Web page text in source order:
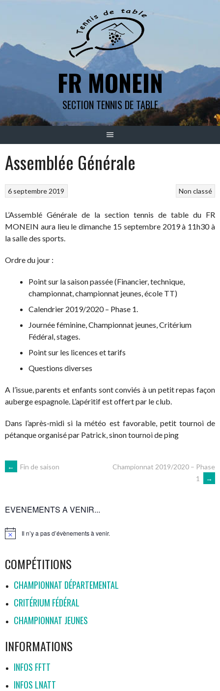
FR MONEIN
SECTION TENNIS DE TABLE
Assemblée Générale
Non classé
6 septembre 2019
L’Assemblé Générale de la section tennis de table du FR
MONEIN aura lieu le dimanche 15 septembre 2019 à 11h30 à
la salle des sports.
Ordre du jour :
Point sur la saison passée (Financier, technique,
championnat, championnat jeunes, école TT)
Calendrier 2019/2020 – Phase 1.
Journée féminine, Championnat jeunes, Critérium
Fédéral, stages.
Point sur les licences et tarifs
Questions diverses
A l’issue, parents et enfants sont conviés à un petit repas façon
auberge espagnole. L’apéritif est offert par le club.
Dans l’après-midi si la météo est favorable, petit tournoi de
pétanque organisé par Patrick, sinon tournoi de ping
NAVIGATION
ARTICLES
← Fin de saison
Championnat 2019/2020 – Phase
1
→
EVENEMENTS A VENIR...
Notice Il n’y a pas d’évènements à venir.
COMPÉTITIONS
CHAMPIONNAT DÉPARTEMENTAL
CRITÉRIUM FÉDÉRAL
CHAMPIONNAT JEUNES
INFORMATIONS
INFOS FFTT
INFOS LNATT